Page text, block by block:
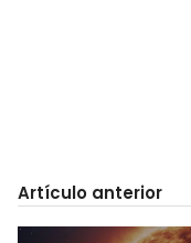
Artículo anterior